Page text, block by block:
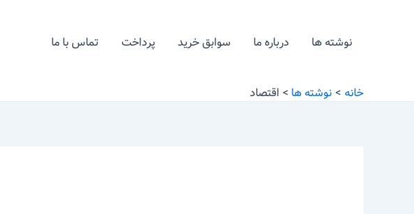
نوشته ها درباره ما سوابق خرید پرداخت تماس با ما
خانه نوشته ها اقتصاد